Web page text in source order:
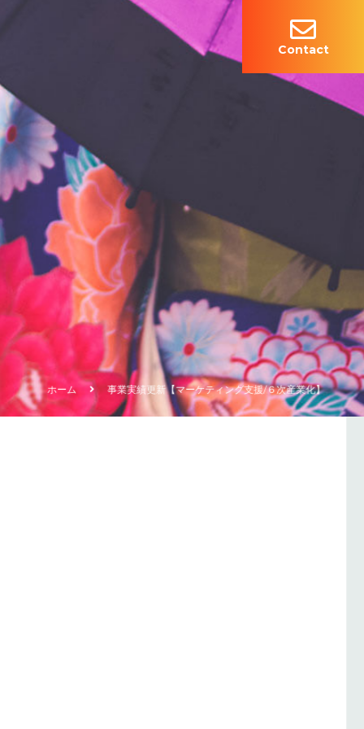
Contact
ホーム 事業実績更新【マーケティング支援/６次産業化】